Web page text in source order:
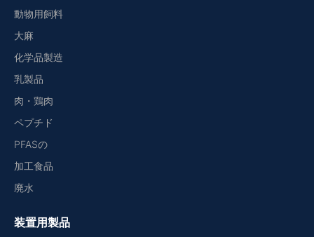
動物用飼料
大麻
化学品製造
乳製品
肉・鶏肉
ペプチド
PFASの
加工食品
廃水
装置用製品